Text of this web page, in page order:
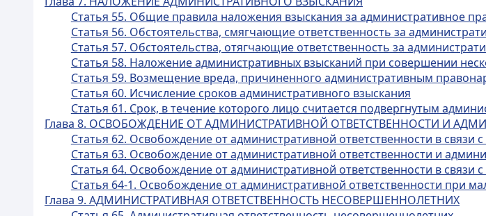
Статья 55. Общие правила наложения взыскания за административное
Статья 56. Обстоятельства, смягчающие ответственность за
Статья 57. Обстоятельства, отягчающие ответственность за
Статья 58. Наложение административных взысканий при совершении
Статья 59. Возмещение вреда, причиненного административным
Статья 60. Исчисление сроков административного взыскания
Статья 61. Срок, в течение которого лицо считается подвергнутым
Глава 8. ОСВОБОЖДЕНИЕ ОТ АДМИНИСТРАТИВНОЙ ОТВЕТСТВЕННОСТИ И
Статья 62. Освобождение от административной ответственности в связи
Статья 63. Освобождение от административной ответственности и
Статья 64. Освобождение от административной ответственности в связи
Статья 64-1. Освобождение от административной ответственности при
Глава 9. АДМИНИСТРАТИВНАЯ ОТВЕТСТВЕННОСТЬ НЕСОВЕРШЕННОЛЕТНИХ